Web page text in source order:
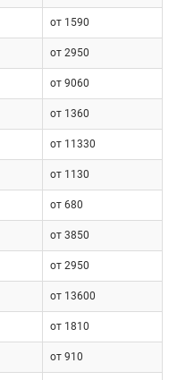
от 1590
от 2950
от 9060
от 1360
от 11330
от 1130
от 680
от 3850
от 2950
от 13600
от 1810
от 910